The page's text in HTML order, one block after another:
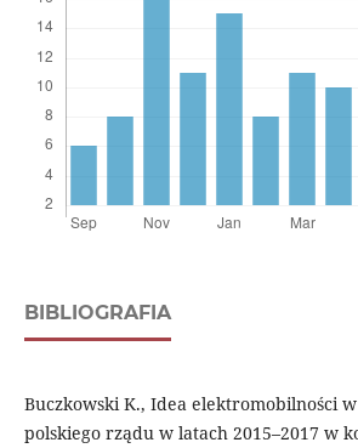
BIBLIOGRAFIA
Buczkowski K., Idea elektromobilności
polskiego rządu w latach 2015–2017 w